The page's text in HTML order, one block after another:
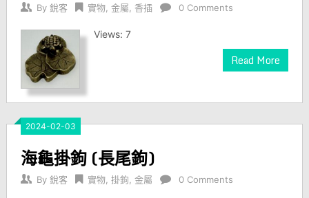
By 銳客 實物, 金屬 香插 0 Comments
Views: 7
Read More
2024-02-03
海龜掛鉤 (長尾鉤)
By 銳客 實物, 掛鉤 金屬 0 Comments